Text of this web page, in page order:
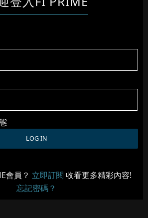
會員？ 立即訂閱 收看更多精彩內容!
忘記密碼？